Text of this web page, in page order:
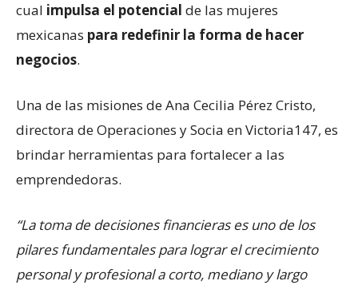
cual impulsa el potencial de las mujeres
mexicanas para redefinir la forma de hacer
negocios.
Una de las misiones de Ana Cecilia Pérez Cristo,
directora de Operaciones y Socia en Victoria147, es
brindar herramientas para fortalecer a las
emprendedoras.
“La toma de decisiones financieras es uno de los
pilares fundamentales para lograr el crecimiento
personal y profesional a corto, mediano y largo